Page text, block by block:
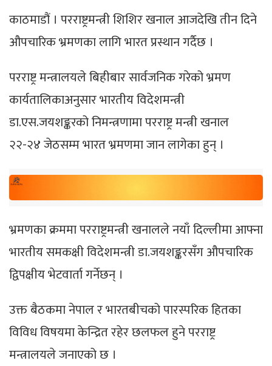
काठमाडौं । परराष्ट्रमन्त्री शिशिर खनाल आजदेखि तीन दिने
औपचारिक भ्रमणका लागि भारत प्रस्थान गर्दैछ ।
परराष्ट्र मन्त्रालयले बिहीबार सार्वजनिक गरेको भ्रमण
कार्यतालिकाअनुसार भारतीय विदेशमन्त्री
डा.एस.जयशङ्करको निमन्त्रणामा परराष्ट्र मन्त्री खनाल
२२-२४ जेठसम्म भारत भ्रमणमा जान लागेका हुन् ।
भ्रमणका क्रममा परराष्ट्रमन्त्री खनालले नयाँ दिल्लीमा आफ्ना
भारतीय समकक्षी विदेशमन्त्री डा.जयशङ्करसँग औपचारिक
द्विपक्षीय भेटवार्ता गर्नेछन् ।
उक्त बैठकमा नेपाल र भारतबीचको पारस्परिक हितका
विविध विषयमा केन्द्रित रहेर छलफल हुने परराष्ट्र
मन्त्रालयले जनाएको छ ।